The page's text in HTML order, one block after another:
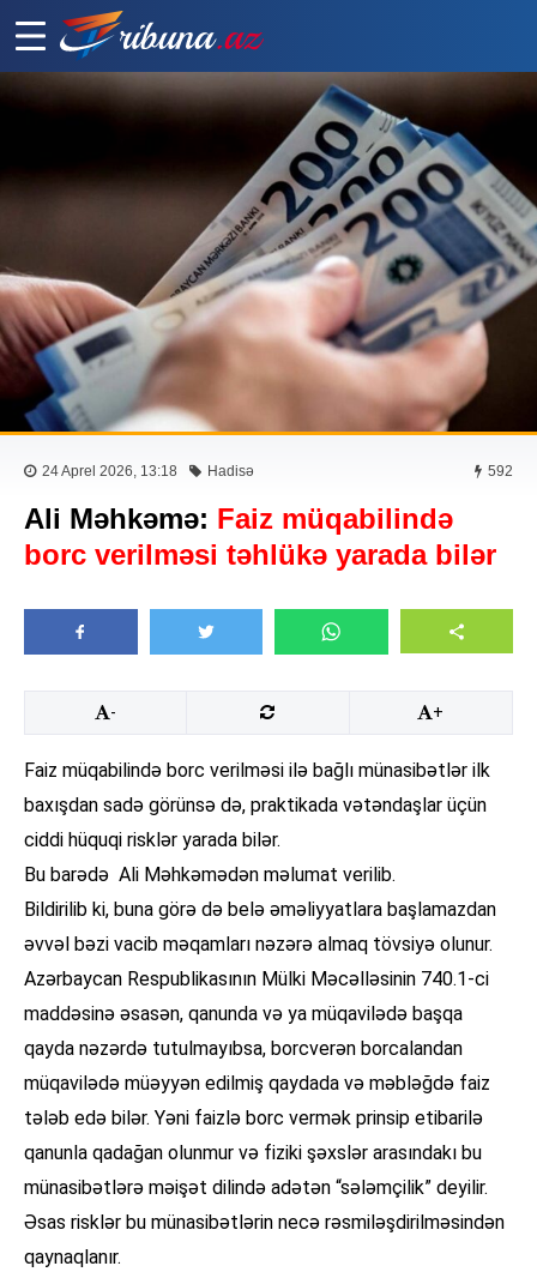
24 Aprel 2026, 13:18 Hadisə 592
Ali Məhkəmə: Faiz müqabilində
borc verilməsi təhlükə yarada bilər
- +
Faiz müqabilində borc verilməsi ilə bağlı münasibətlər ilk
baxışdan sadə görünsə də, praktikada vətəndaşlar üçün
ciddi hüquqi risklər yarada bilər.
Bu barədə Ali Məhkəmədən məlumat verilib.
Bildirilib ki, buna görə də belə əməliyyatlara başlamazdan
əvvəl bəzi vacib məqamları nəzərə almaq tövsiyə olunur.
Azərbaycan Respublikasının Mülki Məcəlləsinin 740.1-ci
maddəsinə əsasən, qanunda və ya müqavilədə başqa
qayda nəzərdə tutulmayıbsa, borcverən borcalandan
müqavilədə müəyyən edilmiş qaydada və məbləğdə faiz
tələb edə bilər. Yəni faizlə borc vermək prinsip etibarilə
qanunla qadağan olunmur və fiziki şəxslər arasındakı bu
münasibətlərə məişət dilində adətən “sələmçilik” deyilir.
Əsas risklər bu münasibətlərin necə rəsmiləşdirilməsindən
qaynaqlanır.